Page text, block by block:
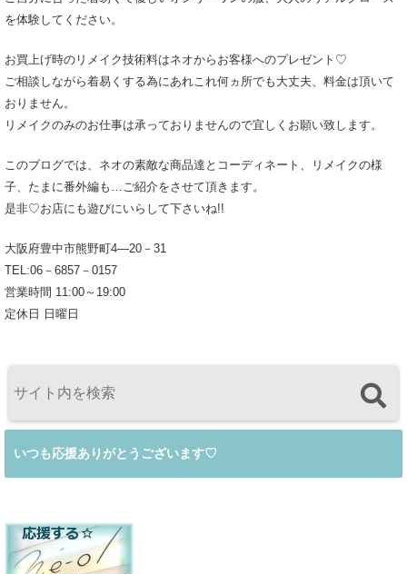
を体験してください。
お買上げ時のリメイク技術料はネオからお客様へのプレゼント♡
ご相談しながら着易くする為にあれこれ何ヵ所でも大丈夫、料金は頂いて
おりません。
リメイクのみのお仕事は承っておりませんので宜しくお願い致します。
このブログでは、ネオの素敵な商品達とコーディネート、リメイクの様
子、たまに番外編も…ご紹介をさせて頂きます。
是非♡お店にも遊びにいらして下さいね!!
大阪府豊中市熊野町4―20－31
TEL:06－6857－0157
営業時間 11:00～19:00
定休日 日曜日
いつも応援ありがとうございます♡